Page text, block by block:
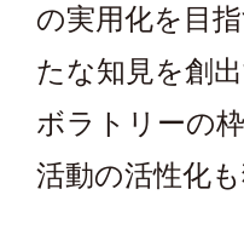
の実用化を目
たな知見を創
ボラトリーの
活動の活性化も